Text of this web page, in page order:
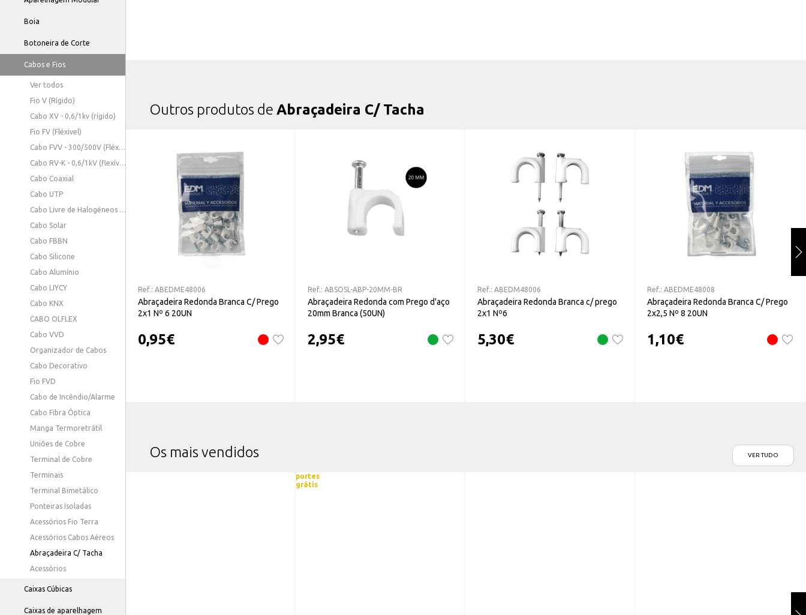
Boia
Botoneira de Corte
Cabos e Fios
Ver todos
Fio V (Rígido)
Cabo XV - 0,6/1kv (rígido)
Fio FV (Fléxivel)
Cabo FVV - 300/500V (Fléxivel)
Cabo RV-K - 0,6/1kV (flexível)
Cabo Coaxial
Cabo UTP
Cabo Livre de Halogéneos - 0,6/1KV (Fléxivel)
Cabo Solar
Cabo FBBN
Cabo Silicone
Cabo Alumínio
Cabo LIYCY
Cabo KNX
CABO OLFLEX
Cabo VVD
Organizador de Cabos
Cabo Decorativo
Fio FVD
Cabo de Incêndio/Alarme
Cabo Fibra Óptica
Manga Termoretrátil
Uniões de Cobre
Terminal de Cobre
Terminais
Terminal Bimetálico
Ponteiras Isoladas
Acessórios Fio Terra
Acessórios Cabos Aéreos
Abraçadeira C/ Tacha
Acessórios
Caixas Cúbicas
Caixas de aparelhagem
Outros produtos de Abraçadeira C/ Tacha
Ref.: ABEDME48006
Abraçadeira Redonda Branca C/ Prego
2x1 Nº 6 20UN
0,95€
Ref.: ABSOSL-ABP-20MM-BR
Abraçadeira Redonda com Prego d'aço
20mm Branca (50UN)
2,95€
Ref.: ABEDM48006
Abraçadeira Redonda Branca c/ prego
2x1 Nº6
5,30€
Ref.: ABEDME48008
Abraçadeira Redonda Branca C/ Prego
2x2,5 Nº 8 20UN
1,10€
Os mais vendidos VER TUDO
portes
grátis